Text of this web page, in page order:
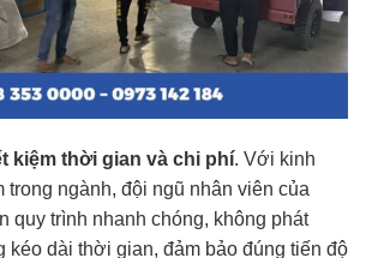
kiệm thời gian và chi phí. Với kinh
trong ngành, đội ngũ nhân viên của
quy trình nhanh chóng, không phát
kéo dài thời gian, đảm bảo đúng tiến độ